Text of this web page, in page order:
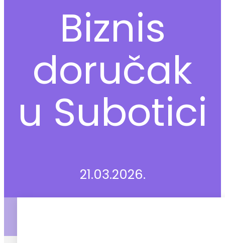
Biznis
doručak
u Subotici
21.03.2026.